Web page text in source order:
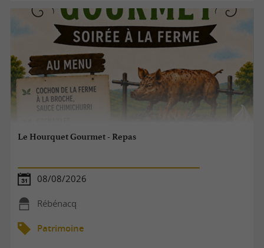
Le Hourquet Gourmet - Repas
08/08/2026
Rébénacq
Patrimoine